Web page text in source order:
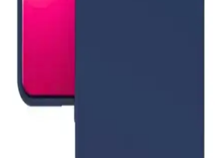
şarj desteğiyle estetik ve fonksiyonelliği bir arada sunuyor. Günlük
kullanımda dayanıklılık ve şıklık sağlıyor.